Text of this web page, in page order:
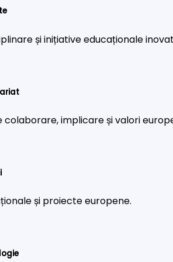
și inițiative educaționale
colaborare, implicare și valori
și proiecte europene.